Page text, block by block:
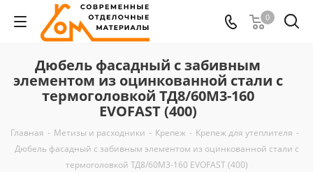
0
Дюбель фасадный с забивным
элементом из оцинкованной стали с
термоголовкой ТД8/60М3-160
EVOFAST (400)
Главная - Метизы и расходники - Крепеж - Крепеж для утеплителя -
Дюбель фасадный с забивным элементом из оцинкованной стали с
термоголовкой ТД8/60М3-160 EVOFAST (400)